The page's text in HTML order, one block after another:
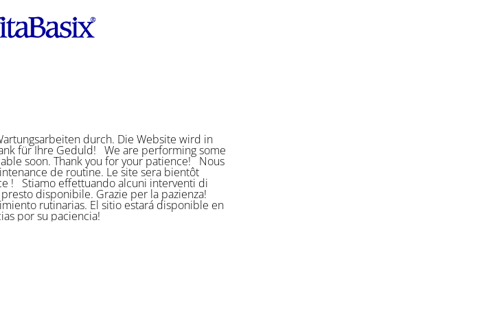
durch. Die Website wird in
für Ihre Geduld! We are performing some
soon. Thank you for your patience! Nous
de routine. Le site sera bientôt
! Stiamo effettuando alcuni interventi di
disponibile. Grazie per la pazienza!
rutinarias. El sitio estará disponible en
por su paciencia!